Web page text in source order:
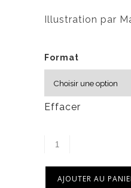
Illustration par
Format
Effacer
AJOUTER AU